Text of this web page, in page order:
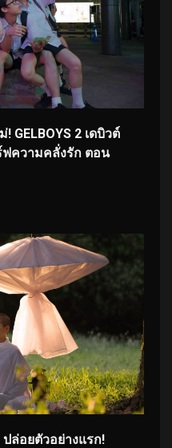
GELBOYS 2 เดบิวต์
ฟความคลั่งรัก ตอน
ปล่อยตัวอย่างแรก!